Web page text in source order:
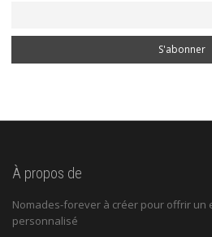
À propos de
Nomades-forever à créer pour offrir un
personnalisé